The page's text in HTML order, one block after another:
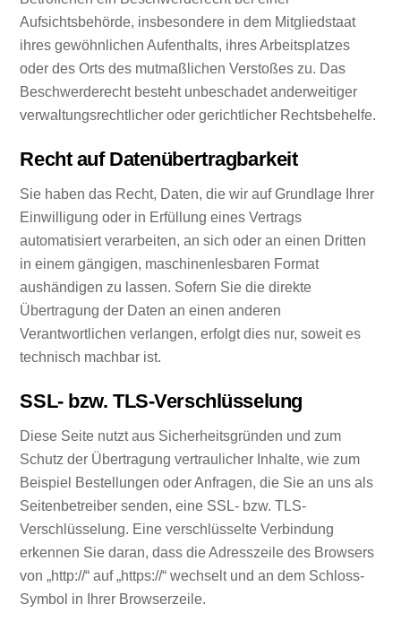
Aufsichtsbehörde, insbesondere in dem Mitgliedstaat
ihres gewöhnlichen Aufenthalts, ihres Arbeitsplatzes
oder des Orts des mutmaßlichen Verstoßes zu. Das
Beschwerderecht besteht unbeschadet anderweitiger
verwaltungsrechtlicher oder gerichtlicher Rechtsbehelfe.
Recht auf Datenübertragbarkeit
Sie haben das Recht, Daten, die wir auf Grundlage Ihrer
Einwilligung oder in Erfüllung eines Vertrags
automatisiert verarbeiten, an sich oder an einen Dritten
in einem gängigen, maschinenlesbaren Format
aushändigen zu lassen. Sofern Sie die direkte
Übertragung der Daten an einen anderen
Verantwortlichen verlangen, erfolgt dies nur, soweit es
technisch machbar ist.
SSL- bzw. TLS-Verschlüsselung
Diese Seite nutzt aus Sicherheitsgründen und zum
Schutz der Übertragung vertraulicher Inhalte, wie zum
Beispiel Bestellungen oder Anfragen, die Sie an uns als
Seitenbetreiber senden, eine SSL- bzw. TLS-
Verschlüsselung. Eine verschlüsselte Verbindung
erkennen Sie daran, dass die Adresszeile des Browsers
von „http://“ auf „https://“ wechselt und an dem Schloss-
Symbol in Ihrer Browserzeile.